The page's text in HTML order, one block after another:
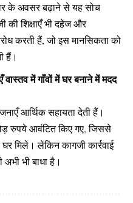
के अवसर बढ़ाने से यह सोच
की शिक्षाएँ भी दहेज और
करती हैं, जो इस मानसिकता को
हैं।
वास्तव में गाँवों में घर बनाने में मदद
आर्थिक सहायता देती हैं।
रुपये आवंटित किए गए, जिससे
मिले। लेकिन कागजी कार्रवाई
भी बाधा है।